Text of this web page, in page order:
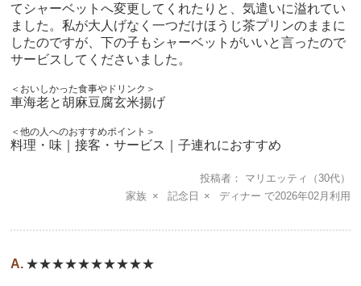
てシャーベットへ変更してくれたりと、気遣いに溢れてい
ました。私が大人げなく一つだけほうじ茶プリンのままに
したのですが、下の子もシャーベットがいいと言ったので
サービスしてくださいました。
＜おいしかった食事やドリンク＞
車海老と胡麻豆腐玄米揚げ
＜他の人へのおすすめポイント＞
料理・味｜接客・サービス｜子連れにおすすめ
投稿者 マリエッティ
（30代）
家族
記念日 ディナー 2026年02月
★★★★★★★★★★